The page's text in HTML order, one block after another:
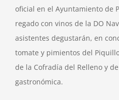
oficial en el Ayuntamiento de
regado con vinos de la DO
asistentes degustarán, en
tomate y pimientos del
de la Cofradía del Relleno y
gastronómica.